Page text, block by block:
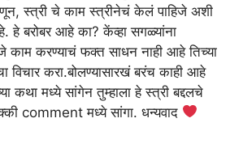
स्त्री चे काम स्त्रीनेचं केलं पाहिजे अशी
बरोबर आहे का? केंव्हा सगळ्यांना
काम करण्याचं फक्त साधन नाही आहे तिच्या
विचार करा.बोलण्यासारखं बरंच काही आहे
कथा मध्ये सांगेन तुम्हाला हे स्त्री बद्दलचे
comment मध्ये सांगा. धन्यवाद